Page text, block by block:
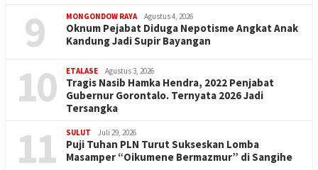
9 MONGONDOW RAYA Agustus 4, 2026
Oknum Pejabat Diduga Nepotisme Angkat Anak
Kandung Jadi Supir Bayangan
10 ETALASE Agustus 3, 2026
Tragis Nasib Hamka Hendra, 2022 Penjabat
Gubernur Gorontalo. Ternyata 2026 Jadi
Tersangka
11 SULUT Juli 29, 2026
Puji Tuhan PLN Turut Sukseskan Lomba
Masamper “Oikumene Bermazmur” di Sangihe